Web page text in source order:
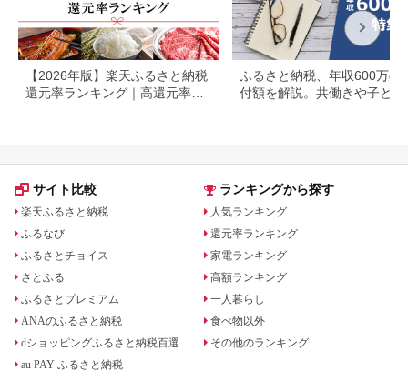
【2026年版】楽天ふるさと納税
還元率ランキング｜高還元率返
ふるさと納税、年収600万の
付額を解説。共働きや子ども
サイト比較
楽天ふるさと納税
ふるなび
ふるさとチョイス
さとふる
ふるさとプレミアム
ANAのふるさと納税
dショッピングふるさと納税百選
au PAY ふるさと納税
ランキングから探す
人気ランキング
還元率ランキング
家電ランキング
高額ランキング
一人暮らし
食べ物以外
その他のランキング